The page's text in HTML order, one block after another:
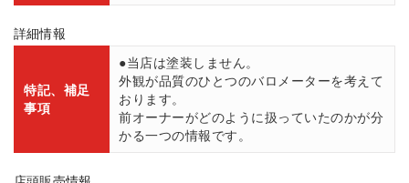
詳細情報
特記、補足
事項
●当店は塗装しません。
外観が品質のひとつのバロメーターを考えて
おります。
前オーナーがどのように扱っていたのかが分
かる一つの情報です。